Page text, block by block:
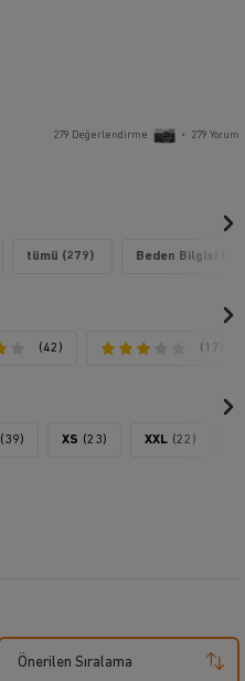
279 Değerlendirme • 279 Yorum
tümü (279) Beden Bilgisi (79)
(42) (17)
(39) XS (23) XXL (22)
Önerilen Sıralama